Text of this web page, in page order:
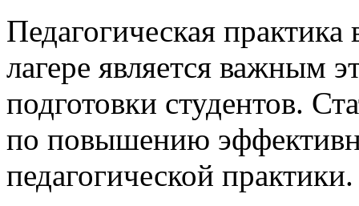
Педагогическая
лагере является важным
подготовки студентов.
по повышению
педагогической практики.